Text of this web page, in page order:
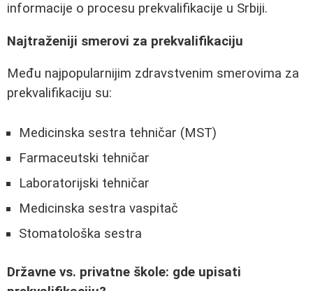
informacije o procesu prekvalifikacije u Srbiji.
Najtraženiji smerovi za prekvalifikaciju
Među najpopularnijim zdravstvenim smerovima za
prekvalifikaciju su:
Medicinska sestra tehničar (MST)
Farmaceutski tehničar
Laboratorijski tehničar
Medicinska sestra vaspitač
Stomatološka sestra
Državne vs. privatne škole: gde upisati